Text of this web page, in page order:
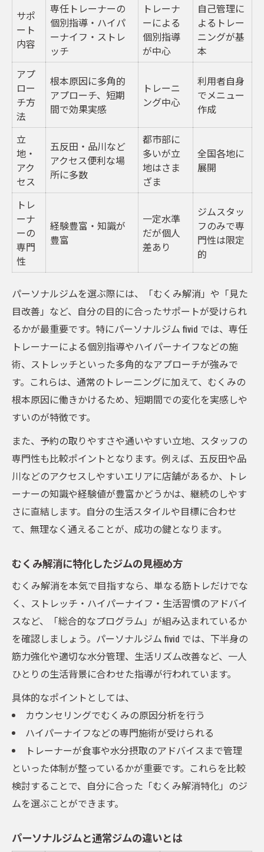
サポ
ート
内容
専任トレーナーの
個別指導・ハイパ
ーナイフ・ストレ
ッチ
トレーナ
ーによる
個別指導
が中心
自己管理に
よるトレー
ニングが基
本
アプ
ロー
チ方
法
根本原因に多角的
アプローチ、短期
間で効果実感
トレーニ
ング中心
利用者自身
でメニュー
作成
立
地・
アク
セス
五反田・品川など
アクセス便利な場
所に多数
都市部に
多いが立
地はさま
ざま
全国各地に
展開
トレ
ーナ
ーの
専門
性
経験豊富・知識が
豊富
一定水準
だが個人
差あり
ジムスタッ
フのみで専
門性は限定
的
パーソナルジムを選ぶ際には、「むくみ解消」や「見た
目改善」など、自分の目的に合ったサポートが受けられ
るかが最重要です。特にパーソナルジム fivid では、専任
トレーナーによる個別指導やハイパーナイフなどの施
術、ストレッチといった多角的なアプローチが強みで
す。これらは、通常のトレーニングに加えて、むくみの
根本原因に働きかけるため、短期間での変化を実感しや
すいのが特徴です。
また、予約の取りやすさや通いやすい立地、スタッフの
専門性も比較ポイントとなります。例えば、五反田や品
川などのアクセスしやすいエリアに店舗があるか、トレ
ーナーの知識や経験値が豊富かどうかは、継続のしやす
さに直結します。自分の生活スタイルや目標に合わせ
て、無理なく通えることが、成功の鍵となります。
むくみ解消に特化したジムの見極め方
むくみ解消を本気で目指すなら、単なる筋トレだけでな
く、ストレッチ・ハイパーナイフ・生活習慣のアドバイ
スなど、「総合的なプログラム」が組み込まれているか
を確認しましょう。パーソナルジム fivid では、下半身の
筋力強化や適切な水分管理、生活リズム改善など、一人
ひとりの生活背景に合わせた指導が行われています。
具体的なポイントとしては、
カウンセリングでむくみの原因分析を行う
ハイパーナイフなどの専門施術が受けられる
トレーナーが食事や水分摂取のアドバイスまで管理
といった体制が整っているかが重要です。これらを比較
検討することで、自分に合った「むくみ解消特化」のジ
ムを選ぶことができます。
パーソナルジムと通常ジムの違いとは